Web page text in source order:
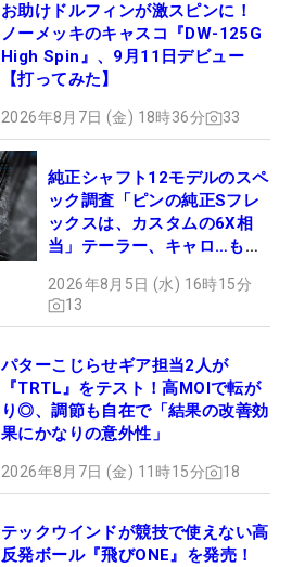
お助けドルフィンが激スピンに！
ノーメッキのキャスコ『DW-125G
High Spin』、9月11日デビュー
【打ってみた】
2026年8月7日 (金) 18時36分 33
純正シャフト12モデルのスペ
ック調査「ピンの純正Sフレ
ックスは、カスタムの6X相
当」テーラー、キャロ…もチ
2026年8月5日 (水) 16時15分
13
パターこじらせギア担当2人が
『TRTL』をテスト！高MOIで転が
り◎、調節も自在で「結果の改善効
果にかなりの意外性」
2026年8月7日 (金) 11時15分 18
テックウインドが競技で使えない高
反発ボール『飛びONE』を発売！